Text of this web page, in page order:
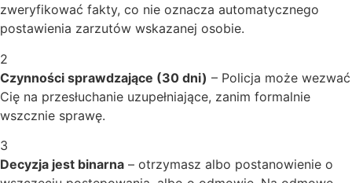
zweryfikować fakty, co nie oznacza automatycznego
postawienia zarzutów wskazanej osobie.
2
Czynności sprawdzające (30 dni) – Policja może wezwać
Cię na przesłuchanie uzupełniające, zanim formalnie
wszcznie sprawę.
3
Decyzja jest binarna – otrzymasz albo postanowienie o